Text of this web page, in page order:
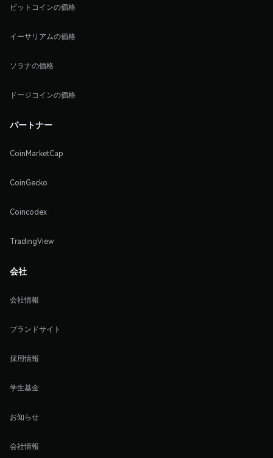
ビットコインの価格
イーサリアムの価格
ソラナの価格
ドージコインの価格
パートナー
CoinMarketCap
CoinGecko
Coincodex
TradingView
会社
会社情報
ブランドサイト
採用情報
学生基金
お知らせ
会社情報